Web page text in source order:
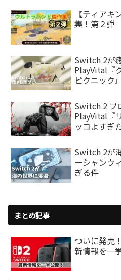
【ティア
集！第２弾
Switch 2が
PlayVital『
ピクニック
Switch 2 プ
PlayVital『
ッコよすぎ
Switch 2が
ーシャンウ
ぎる件
まとめ記事
ついに発売
新情報を一